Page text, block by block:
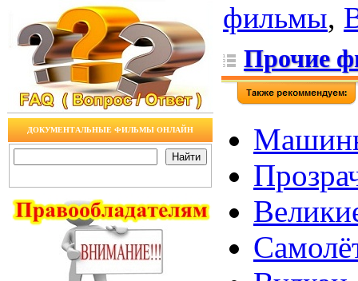
ДОКУМЕНТАЛЬНЫЕ ФИЛЬМЫ ОНЛАЙН
фильмы,
Прочие